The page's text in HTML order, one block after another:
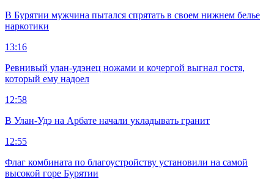
В Бурятии мужчина пытался спрятать в своем нижнем белье
наркотики
13:16
Ревнивый улан-удэнец ножами и кочергой выгнал гостя,
который ему надоел
12:58
В Улан-Удэ на Арбате начали укладывать гранит
12:55
Флаг комбината по благоустройству установили на самой
высокой горе Бурятии